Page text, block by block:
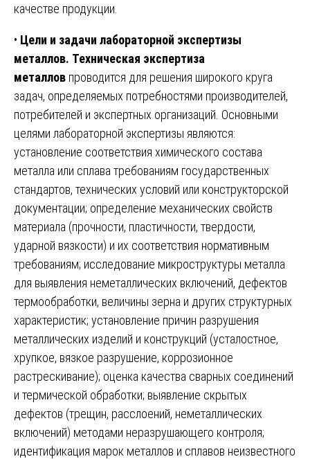
качестве продукции.
• Цели и задачи лабораторной экспертизы
металлов. Техническая экспертиза
металлов проводится для решения широкого круга
задач, определяемых потребностями производителей,
потребителей и экспертных организаций. Основными
целями лабораторной экспертизы являются:
установление соответствия химического состава
металла или сплава требованиям государственных
стандартов, технических условий или конструкторской
документации; определение механических свойств
материала (прочности, пластичности, твердости,
ударной вязкости) и их соответствия нормативным
требованиям; исследование микроструктуры металла
для выявления неметаллических включений, дефектов
термообработки, величины зерна и других структурных
характеристик; установление причин разрушения
металлических изделий и конструкций (усталостное,
хрупкое, вязкое разрушение, коррозионное
растрескивание); оценка качества сварных соединений
и термической обработки; выявление скрытых
дефектов (трещин, расслоений, неметаллических
включений) методами неразрушающего контроля;
идентификация марок металлов и сплавов неизвестного